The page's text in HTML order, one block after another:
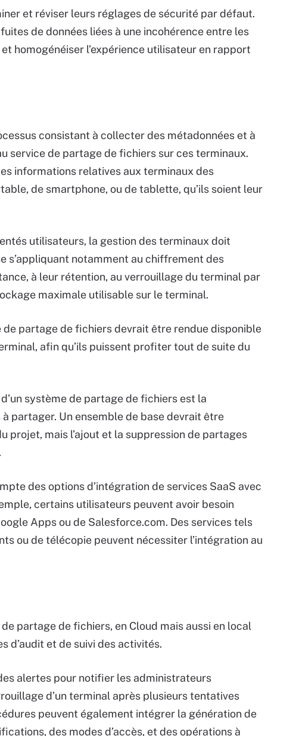
et réviser leurs réglages de sécurité par défaut.
de données liées à une incohérence entre les
homogénéiser l’expérience utilisateur en rapport
consistant à collecter des métadonnées et à
service de partage de fichiers sur ces terminaux.
informations relatives aux terminaux des
de smartphone, ou de tablette, qu’ils soient leur
utilisateurs, la gestion des terminaux doit
s’appliquant notamment au chiffrement des
à leur rétention, au verrouillage du terminal par
maximale utilisable sur le terminal.
de partage de fichiers devrait être rendue disponible
afin qu’ils puissent profiter tout de suite du
système de partage de fichiers est la
partager. Un ensemble de base devrait être
projet, mais l’ajout et la suppression de partages
des options d’intégration de services SaaS avec
certains utilisateurs peuvent avoir besoin
Apps ou de Salesforce.com. Des services tels
ou de télécopie peuvent nécessiter l’intégration au
partage de fichiers, en Cloud mais aussi en local
d’audit et de suivi des activités.
alertes pour notifier les administrateurs
d’un terminal après plusieurs tentatives
peuvent également intégrer la génération de
des modes d’accès, et des opérations à